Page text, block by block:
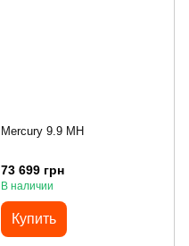
Mercury 9.9 MH
73 699 грн
В наличии
Купить